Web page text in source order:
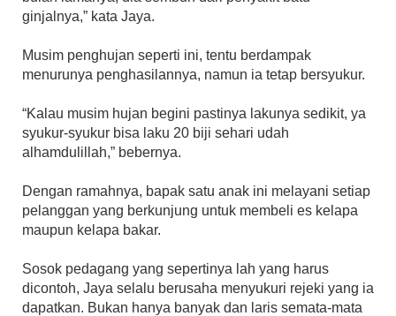
ginjalnya,” kata Jaya.
Musim penghujan seperti ini, tentu berdampak
menurunya penghasilannya, namun ia tetap bersyukur.
“Kalau musim hujan begini pastinya lakunya sedikit, ya
syukur-syukur bisa laku 20 biji sehari udah
alhamdulillah,” bebernya.
Dengan ramahnya, bapak satu anak ini melayani setiap
pelanggan yang berkunjung untuk membeli es kelapa
maupun kelapa bakar.
Sosok pedagang yang sepertinya lah yang harus
dicontoh, Jaya selalu berusaha menyukuri rejeki yang ia
dapatkan. Bukan hanya banyak dan laris semata-mata